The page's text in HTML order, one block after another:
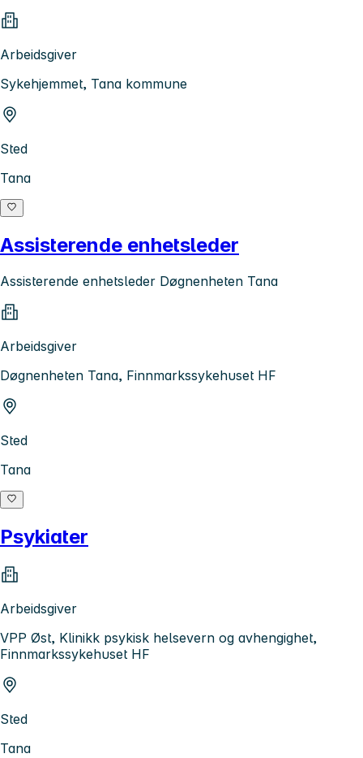
Arbeidsgiver
Sykehjemmet, Tana kommune
Sted
Tana
Assisterende enhetsleder
Assisterende enhetsleder Døgnenheten Tana
Arbeidsgiver
Døgnenheten Tana, Finnmarkssykehuset HF
Sted
Tana
Psykiater
Arbeidsgiver
VPP Øst, Klinikk psykisk helsevern og avhengighet,
Finnmarkssykehuset HF
Sted
Tana